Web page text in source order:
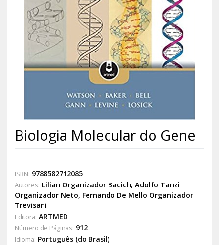
Biologia Molecular do Gene
ISBN: 9788582712085
Autores: Lilian Organizador Bacich, Adolfo Tanzi
Organizador Neto, Fernando De Mello Organizador
Trevisani
Editora: ARTMED
Número de Páginas: 912
Idioma: Português (do Brasil)